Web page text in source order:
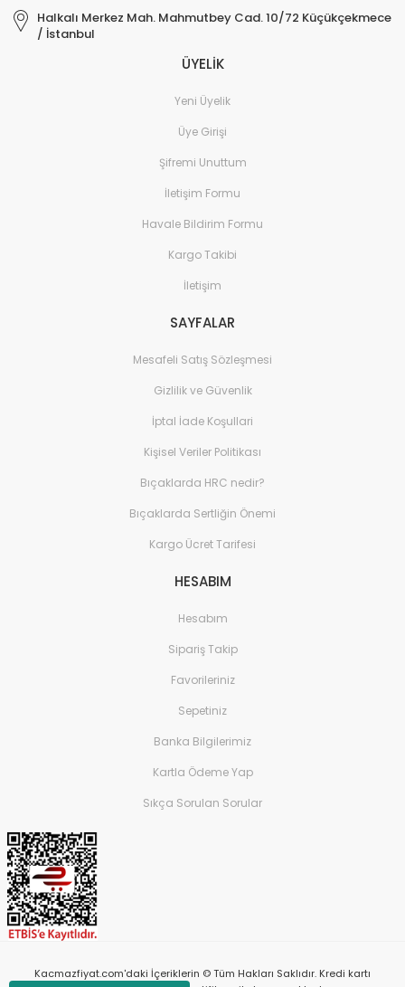
Halkalı Merkez Mah. Mahmutbey Cad. 10/72 Küçükçekmece
/ İstanbul
ÜYELİK
Yeni Üyelik
Üye Girişi
Şifremi Unuttum
İletişim Formu
Havale Bildirim Formu
Kargo Takibi
İletişim
SAYFALAR
Mesafeli Satış Sözleşmesi
Gizlilik ve Güvenlik
İptal İade Koşullari
Kişisel Veriler Politikası
Bıçaklarda HRC nedir?
Bıçaklarda Sertliğin Önemi
Kargo Ücret Tarifesi
HESABIM
Hesabım
Sipariş Takip
Favorileriniz
Sepetiniz
Banka Bilgilerimiz
Kartla Ödeme Yap
Sıkça Sorulan Sorular
Kacmazfiyat.com'daki İçeriklerin © Tüm Hakları Saklıdır. Kredi kartı